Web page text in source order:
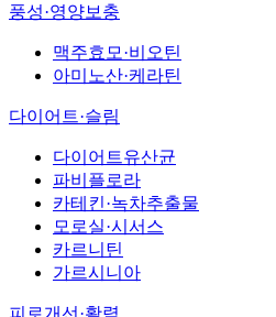
풍성·영양보충
맥주효모·비오틴
아미노산·케라틴
다이어트·슬림
다이어트유산균
파비플로라
카테킨·녹차추출물
모로실·시서스
카르니틴
가르시니아
피로개선·활력